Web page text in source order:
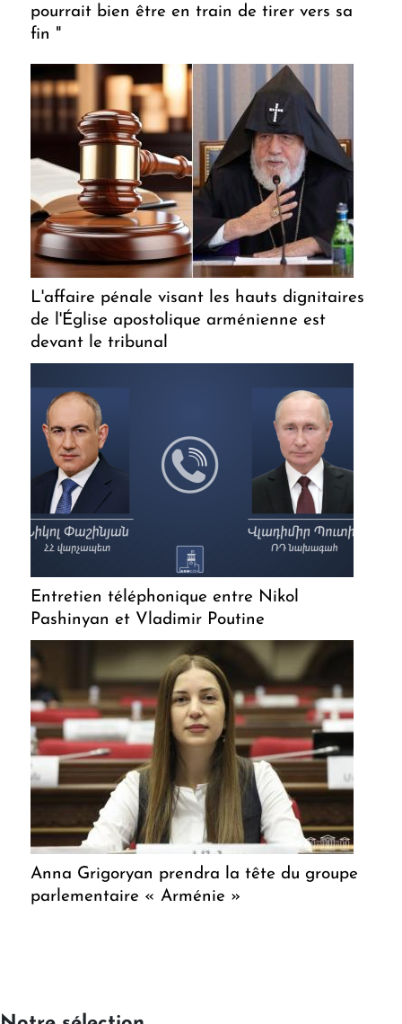
pourrait bien être en train de tirer vers sa
fin "
L'affaire pénale visant les hauts dignitaires
de l'Église apostolique arménienne est
devant le tribunal
Entretien téléphonique entre Nikol
Pashinyan et Vladimir Poutine
Anna Grigoryan prendra la tête du groupe
parlementaire « Arménie »